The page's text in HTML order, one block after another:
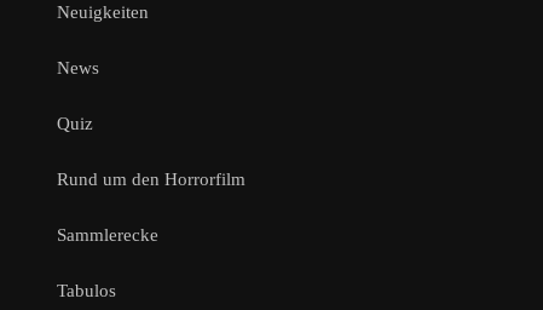
Neuigkeiten
News
Quiz
Rund um den Horrorfilm
Sammlerecke
Tabulos